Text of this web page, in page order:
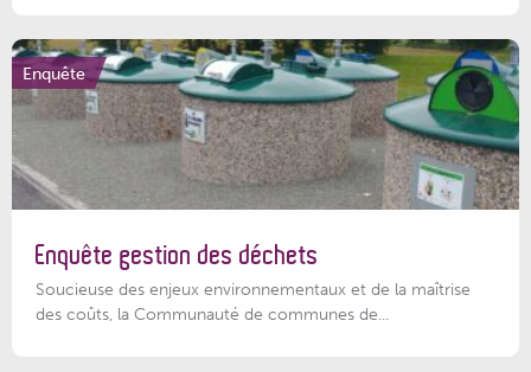
Enquête
Enquête gestion des déchets
Soucieuse des enjeux environnementaux et de la maîtrise
des coûts, la Communauté de communes de...